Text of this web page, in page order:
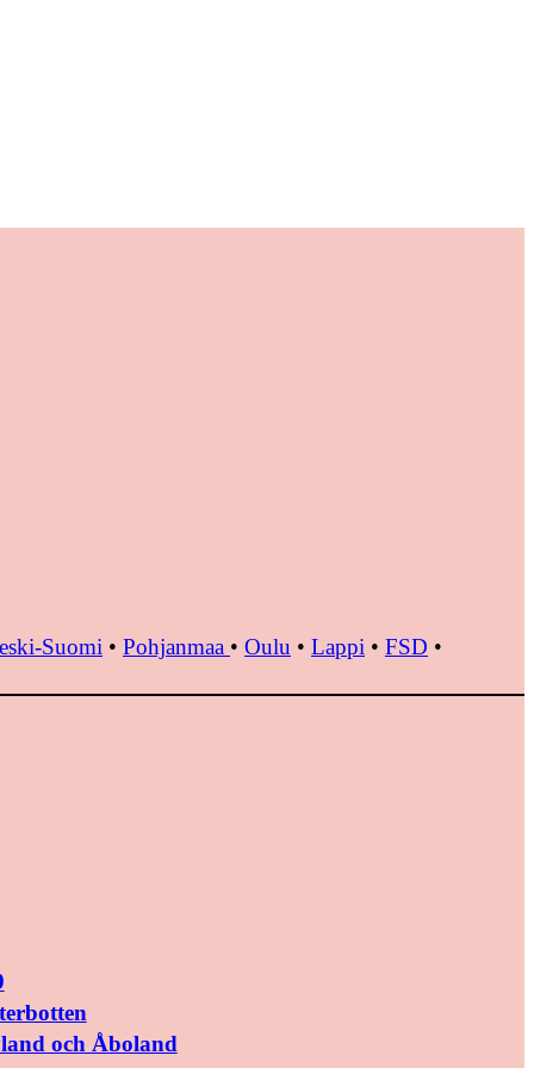
Suomi • Pohjanmaa • Oulu • Lappi • FSD •
och Åboland